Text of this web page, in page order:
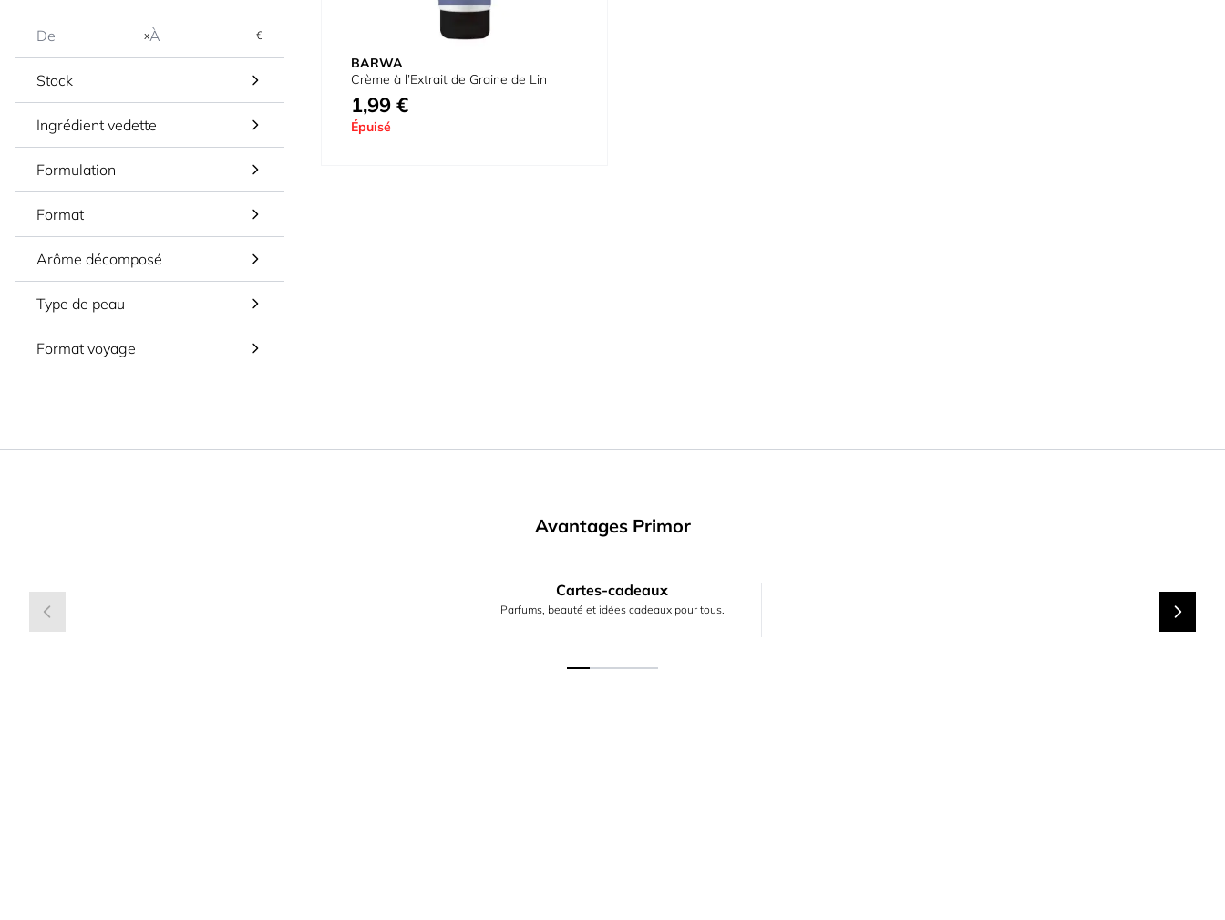
x €
Stock
Ingrédient vedette
Formulation
Format
Arôme décomposé
Type de peau
Format voyage
BARWA
Crème à l’Extrait de Graine de Lin
1,99 €
Épuisé
Avantages Primor
Cartes-cadeaux
Parfums, beauté et idées cadeaux pour tous.